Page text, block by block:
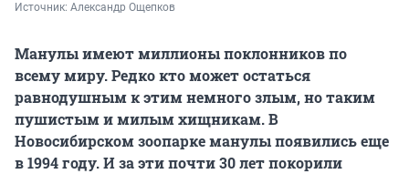
Источник: Александр Ощепков
Манулы имеют миллионы поклонников по
всему миру. Редко кто может остаться
равнодушным к этим немного злым, но таким
пушистым и милым хищникам. В
Новосибирском зоопарке манулы появились еще
в 1994 году. И за эти почти 30 лет покорили